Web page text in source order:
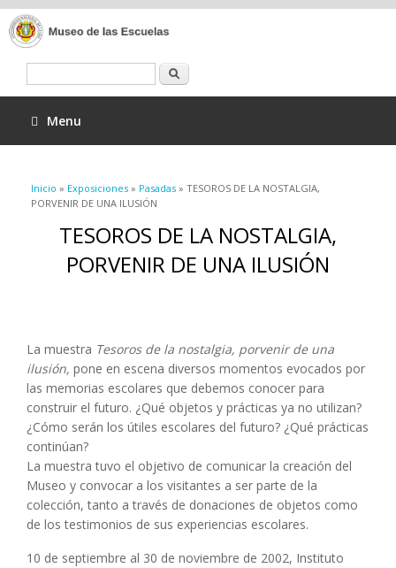
Menu
Se encuentra usted aquí
Inicio » Exposiciones » Pasadas » TESOROS DE LA NOSTALGIA,
PORVENIR DE UNA ILUSIÓN
TESOROS DE LA NOSTALGIA,
PORVENIR DE UNA ILUSIÓN
La muestra Tesoros de la nostalgia, porvenir de una
ilusión, pone en escena diversos momentos evocados por
las memorias escolares que debemos conocer para
construir el futuro. ¿Qué objetos y prácticas ya no utilizan?
¿Cómo serán los útiles escolares del futuro? ¿Qué prácticas
continúan?
La muestra tuvo el objetivo de comunicar la creación del
Museo y convocar a los visitantes a ser parte de la
colección, tanto a través de donaciones de objetos como
de los testimonios de sus experiencias escolares.
10 de septiembre al 30 de noviembre de 2002, Instituto